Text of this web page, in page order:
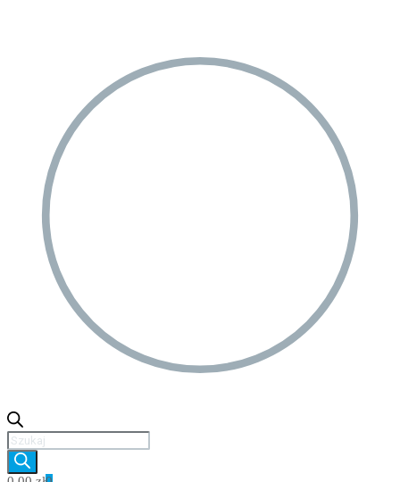
Wyszukiwarka
produktów